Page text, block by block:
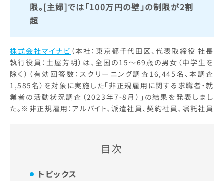
限。[主婦]では「100万円の壁」の制限が2割
超
株式会社マイナビ （本社：東京都千代田区、代表取締役 社長
執行役員：土屋芳明）は、全国の15～69歳の男女（中学生を
除く）（有効回答数：スクリーニング調査16,445名、本調査
1,585名）を対象に実施した「非正規雇用に関する求職者・就
業者の活動状況調査（2023年7-8月）」の結果を発表しまし
た。※非正規雇用：アルバイト、派遣社員、契約社員、嘱託社員
目次
トピックス